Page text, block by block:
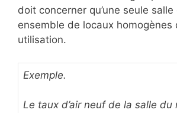
doit concerner qu’une seule salle
ensemble de locaux homogènes
utilisation.
Exemple.
Le taux d’air neuf de la salle du